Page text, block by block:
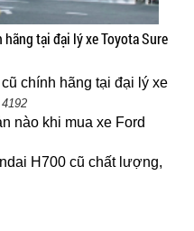
tại đại lý xe Toyota Sure
chính hãng tại đại lý xe
4192
nào khi mua xe Ford
H700 cũ chất lượng,